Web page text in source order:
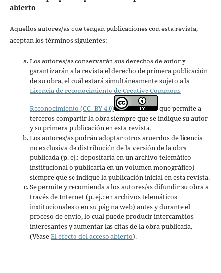
abierto
Aquellos autores/as que tengan publicaciones con esta revista,
aceptan los términos siguientes:
Los autores/as conservarán sus derechos de autor y
garantizarán a la revista el derecho de primera publicación
de su obra, el cuál estará simultáneamente sujeto a la
Licencia de reconocimiento de Creative Commons
Reconocimiento (CC -BY 4.0)
que permite a
terceros compartir la obra siempre que se indique su autor
y su primera publicación en esta revista.
Los autores/as podrán adoptar otros acuerdos de licencia
no exclusiva de distribución de la versión de la obra
publicada (p. ej.: depositarla en un archivo telemático
institucional o publicarla en un volumen monográfico)
siempre que se indique la publicación inicial en esta revista.
Se permite y recomienda a los autores/as difundir su obra a
través de Internet (p. ej.: en archivos telemáticos
institucionales o en su página web) antes y durante el
proceso de envío, lo cual puede producir intercambios
interesantes y aumentar las citas de la obra publicada.
(VéaseEl efecto del acceso abierto).